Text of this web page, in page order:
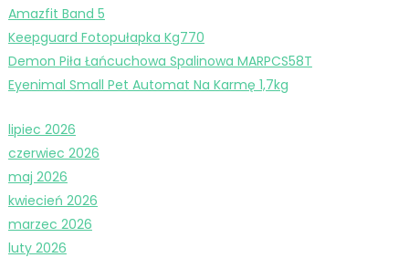
Amazfit Band 5
Keepguard Fotopułapka Kg770
Demon Piła Łańcuchowa Spalinowa MARPCS58T
Eyenimal Small Pet Automat Na Karmę 1,7kg
lipiec 2026
czerwiec 2026
maj 2026
kwiecień 2026
marzec 2026
luty 2026